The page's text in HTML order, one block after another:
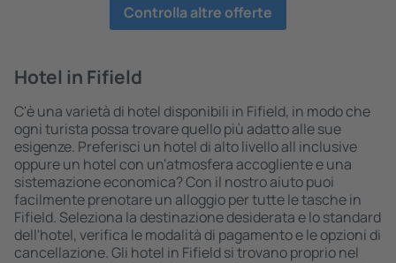
Controlla altre offerte
Hotel in Fifield
C'è una varietà di hotel disponibili in Fifield, in modo che
ogni turista possa trovare quello più adatto alle sue
esigenze. Preferisci un hotel di alto livello all inclusive
oppure un hotel con un'atmosfera accogliente e una
sistemazione economica? Con il nostro aiuto puoi
facilmente prenotare un alloggio per tutte le tasche in
Fifield. Seleziona la destinazione desiderata e lo standard
dell'hotel, verifica le modalità di pagamento e le opzioni di
cancellazione. Gli hotel in Fifield si trovano proprio nel